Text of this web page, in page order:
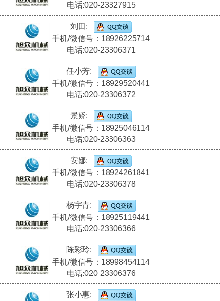
电话:020-23327915
刘田:
手机/微信号：18926225714
电话:020-23306371
任小芳:
手机/微信号：18929520441
电话:020-23306372
景娇:
手机/微信号：18925046114
电话:020-23306363
安娜:
手机/微信号：18924261841
电话:020-23306378
杨宇青:
手机/微信号：18925119441
电话:020-23306366
陈彩玲:
手机/微信号：18998454114
电话:020-23306376
张小惠: